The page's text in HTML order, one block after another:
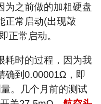
为之前做的加粗硬盘
正常启动(出现敲
正常启动。
耗时的过程，因为我
确到0.00001Ω，即
。几个月前的测试